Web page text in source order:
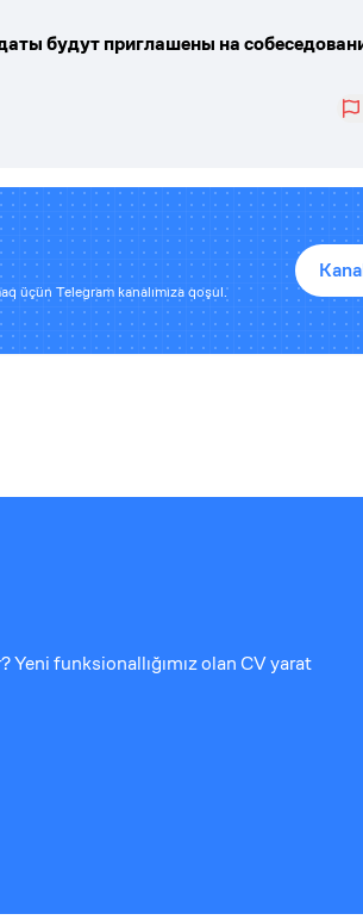
будут приглашены на
üçün Telegram kanalımıza qoşul.
funksionallığımız olan CV yarat